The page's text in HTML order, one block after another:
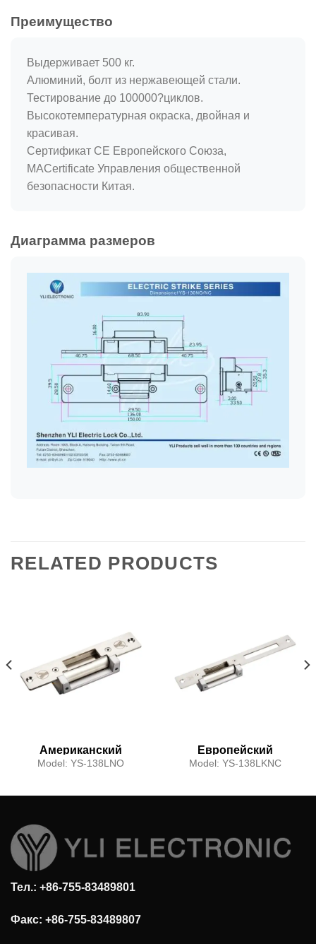
Преимущество
Выдерживает 500 кг.
Алюминий, болт из нержавеющей стали.
Тестирование до 100000?циклов.
Высокотемпературная окраска, двойная и
красивая.
Сертификат CE Европейского Союза,
MACertificate Управления общественной
безопасности Китая.
Диаграмма размеров
RELATED PRODUCTS
Американский
электрический удар
Model: YS-138LNO
Европейский
электрический удар
Model: YS-138LKNC
Тел.: +86-755-83489801
Факс: +86-755-83489807